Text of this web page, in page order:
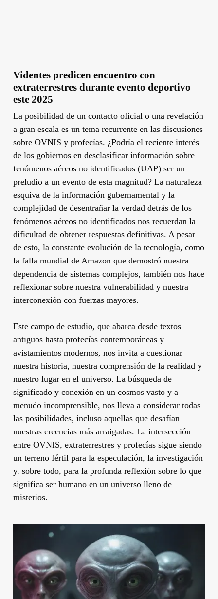
Videntes predicen encuentro con
extraterrestres durante evento deportivo
este 2025
La posibilidad de un contacto oficial o una revelación
a gran escala es un tema recurrente en las discusiones
sobre OVNIS y profecías. ¿Podría el reciente interés
de los gobiernos en desclasificar información sobre
fenómenos aéreos no identificados (UAP) ser un
preludio a un evento de esta magnitud? La naturaleza
esquiva de la información gubernamental y la
complejidad de desentrañar la verdad detrás de los
fenómenos aéreos no identificados nos recuerdan la
dificultad de obtener respuestas definitivas. A pesar
de esto, la constante evolución de la tecnología, como
la falla mundial de Amazonque demostró nuestra
dependencia de sistemas complejos, también nos hace
reflexionar sobre nuestra vulnerabilidad y nuestra
interconexión con fuerzas mayores.
Este campo de estudio, que abarca desde textos
antiguos hasta profecías contemporáneas y
avistamientos modernos, nos invita a cuestionar
nuestra historia, nuestra comprensión de la realidad y
nuestro lugar en el universo. La búsqueda de
significado y conexión en un cosmos vasto y a
menudo incomprensible, nos lleva a considerar todas
las posibilidades, incluso aquellas que desafían
nuestras creencias más arraigadas. La intersección
entre OVNIS, extraterrestres y profecías sigue siendo
un terreno fértil para la especulación, la investigación
y, sobre todo, para la profunda reflexión sobre lo que
significa ser humano en un universo lleno de
misterios.